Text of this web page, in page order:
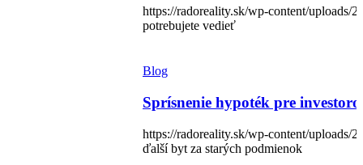
https://radoreality.sk/wp-content/uploads/
potrebujete vedieť
Blog
Sprísnenie hypoték pre
https://radoreality.sk/wp-content/uploads/
ďalší byt za starých podmienok